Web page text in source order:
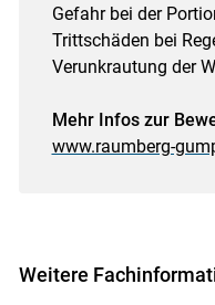
Gefahr bei der
Trittschäden bei
Verunkrautung der
Mehr Infos zur
www.raumberg-
Weitere